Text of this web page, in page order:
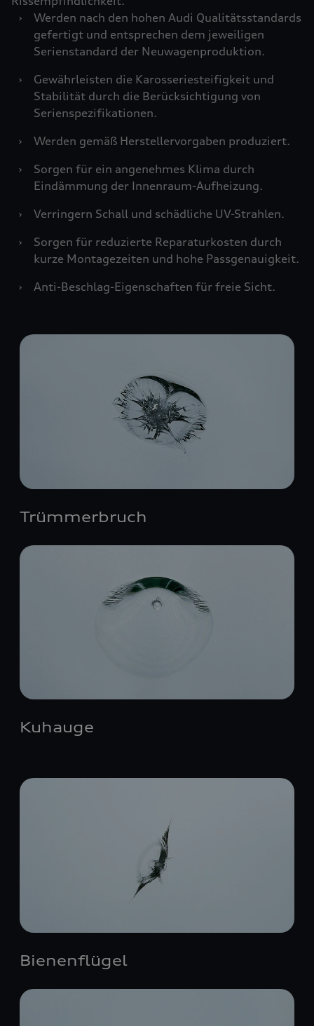
›
Werden nach den hohen Audi Qualitätsstandards
gefertigt und entsprechen dem jeweiligen
Serienstandard der Neuwagenproduktion.
›
Gewährleisten die Karosseriesteifigkeit und
Stabilität durch die Berücksichtigung von
Serienspezifikationen.
›
Werden gemäß Herstellervorgaben produziert.
›
Sorgen für ein angenehmes Klima durch
Eindämmung der Innenraum-Aufheizung.
›
Verringern Schall und schädliche UV-Strahlen.
›
Sorgen für reduzierte Reparaturkosten durch
kurze Montagezeiten und hohe Passgenauigkeit.
›
Anti-Beschlag-Eigenschaften für freie Sicht.
Trümmerbruch
Kuhauge
Bienenflügel